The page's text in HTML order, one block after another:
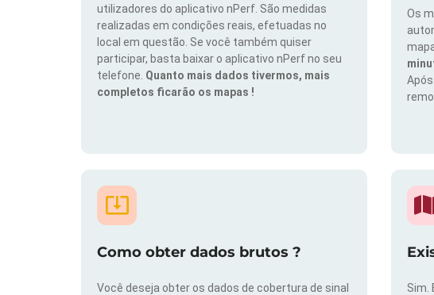
utilizadores do aplicativo nPerf. São medidas
realizadas em condições reais, efetuadas no
local em questão. Se você também quiser
participar, basta baixar o aplicativo nPerf no seu
telefone. Quanto mais dados tivermos, mais
completos ficarão os mapas !
Os
Como obter dados brutos ?
Você deseja obter os dados de cobertura de sinal
Sim.